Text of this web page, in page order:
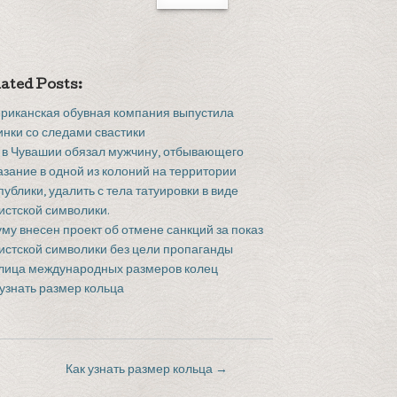
Posts:
обувная компания выпустила
со следами свастики
Чувашии обязал мужчину, отбывающего
в одной из колоний на территории
удалить с тела татуировки в виде
символики.
внесен проект об отмене санкций за показ
символики без цели пропаганды
международных размеров колец
размер кольца
Как узнать размер кольца →